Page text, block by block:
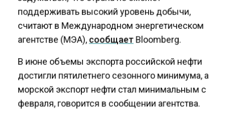
поддерживать высокий уровень добычи,
считают в Международном энергетическом
агентстве (МЭА), сообщаетBloomberg.
В июне объемы экспорта российской нефти
достигли пятилетнего сезонного минимума, а
морской экспорт нефти стал минимальным с
февраля, говорится в сообщении агентства.